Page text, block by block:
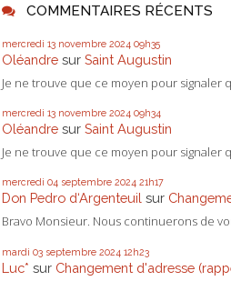
COMMENTAIRES RÉCENTS
mercredi 13 novembre 2024 09h35
Oléandre sur Saint Augustin
Je ne trouve que ce moyen pour signaler
mercredi 13 novembre 2024 09h34
Oléandre sur Saint Augustin
Je ne trouve que ce moyen pour signaler
mercredi 04 septembre 2024 21h17
Don Pedro d‘Argenteuil sur
Bravo Monsieur. Nous continuerons de
mardi 03 septembre 2024 12h23
Luc* sur Changement d'adresse